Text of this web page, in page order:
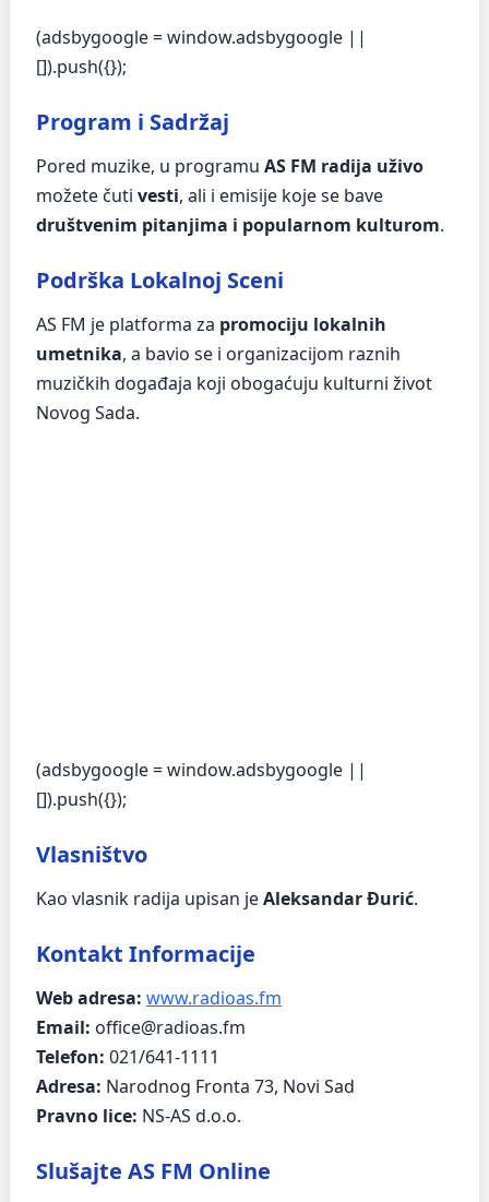
(adsbygoogle = window.adsbygoogle ||
[]).push({});
Program i Sadržaj
Pored muzike, u programu AS FM radija uživo
možete čuti vesti, ali i emisije koje se bave
društvenim pitanjima i popularnom kulturom.
Podrška Lokalnoj Sceni
AS FM je platforma za promociju lokalnih
umetnika, a bavio se i organizacijom raznih
muzičkih događaja koji obogaćuju kulturni život
Novog Sada.
(adsbygoogle = window.adsbygoogle ||
[]).push({});
Vlasništvo
Kao vlasnik radija upisan jeAleksandar Đurić.
Kontakt Informacije
Web adresa: www.radioas.fm
Email: office@radioas.fm
Telefon: 021/641-1111
Adresa: Narodnog Fronta 73, Novi Sad
Pravno lice: NS-AS d.o.o.
Slušajte AS FM Online